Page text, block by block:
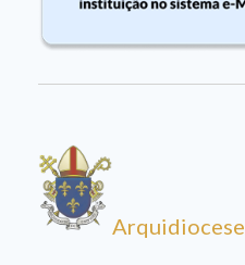
Arquidiocese